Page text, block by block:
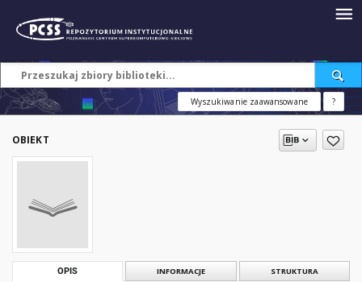
Wyszukiwanie zaawansowane ?
OBIEKT
OPIS INFORMACJE STRUKTURA